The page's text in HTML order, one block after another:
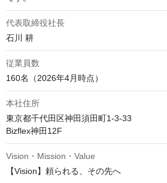
代表取締役社長
石川 耕
従業員数
160名（2026年4月時点）
本社住所
東京都千代田区神田須田町1-3-33
Bizflex神田12F
Vision・Mission・Value
【Vision】頼られる、その先へ